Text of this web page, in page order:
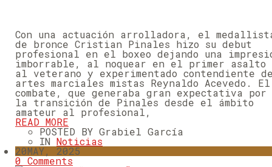
Con una actuación arrolladora, el
de bronce Cristian Pinales hizo su debut
profesional en el boxeo dejando una
imborrable, al noquear en el primer asalto
al veterano y experimentado contendiente
artes marciales mistas Reynaldo Acevedo. El
combate, que generaba gran expectativa por
la transición de Pinales desde el ámbito
amateur al profesional,
READ MORE
POSTED BY Grabiel García
IN Noticias
20MAY, 2025
0 Comments